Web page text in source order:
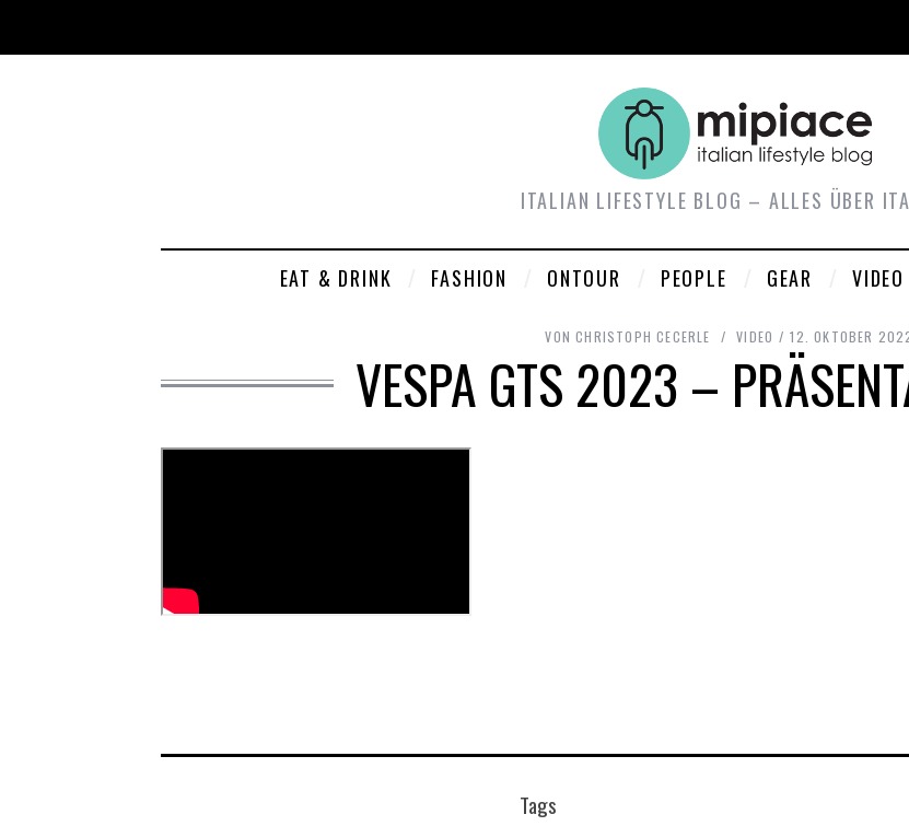
ITALIAN LIFESTYLE BLOG – ALLES ÜBER
EAT & DRINK FASHION ONTOUR PEOPLE GEAR VIDEO
VON CHRISTOPH CECERLE VIDEO 12. OKTOBER
VESPA GTS 2023 –
Tags